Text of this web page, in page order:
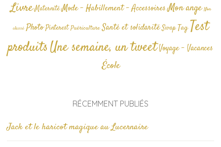
Livre Maternité Mode - Habillement - AccessoiresMon ange Non
classé Photo Pinterest Puériculture Santé et solidarité Swap TagTest
produitsUne semaine, un tweetVoyage - Vacances
École
RÉCEMMENT PUBLIÉS
Jack et le haricot magique au Lucernaire